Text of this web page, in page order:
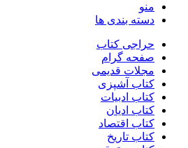
منو
دسته بندی ها
حراجی کتاب
صفحه گرام
مجلات قدیمی
کتاب آشپزی
کتاب ادبیات
کتاب ادیان
کتاب اقتصاد
کتاب تاریخ